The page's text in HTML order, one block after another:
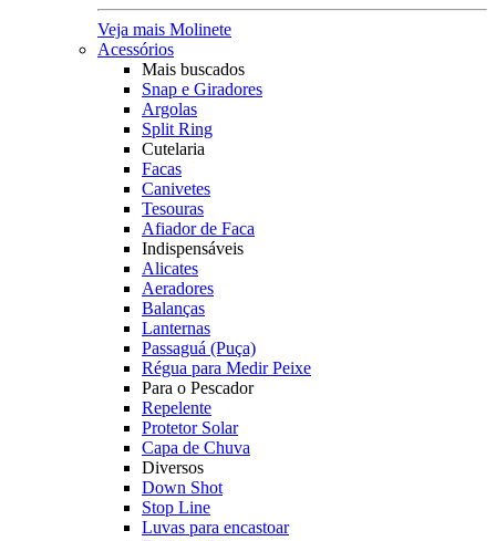
Veja mais Molinete
Acessórios
Mais buscados
Snap e Giradores
Argolas
Split Ring
Cutelaria
Facas
Canivetes
Tesouras
Afiador de Faca
Indispensáveis
Alicates
Aeradores
Balanças
Lanternas
Passaguá (Puça)
Régua para Medir Peixe
Para o Pescador
Repelente
Protetor Solar
Capa de Chuva
Diversos
Down Shot
Stop Line
Luvas para encastoar